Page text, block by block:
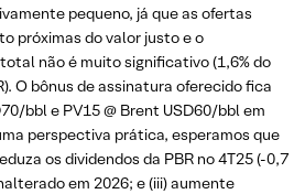
pequeno, já que as ofertas
próximas do valor justo e o
não é muito significativo (1,6% do
O bônus de assinatura oferecido fica
bbl e PV15 @ Brent USD60/bbl em
perspectiva prática, esperamos que
os dividendos da PBR no 4T25 (-0,7
em 2026; e (iii) aumente